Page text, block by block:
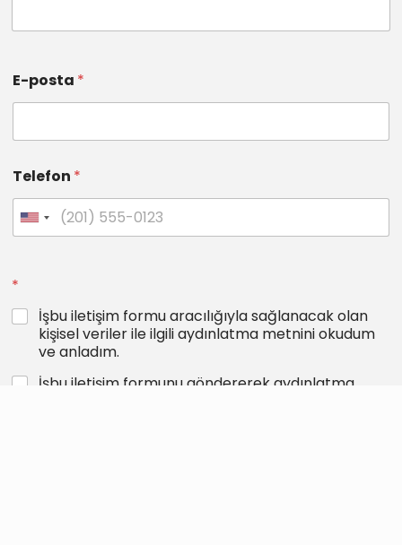
E-posta *
Telefon *
*
İşbu iletişim formu aracılığıyla sağlanacak olan
kişisel veriler ile ilgili aydınlatma metnini okudum
ve anladım.
İşbu iletişim formunu göndererek aydınlatma